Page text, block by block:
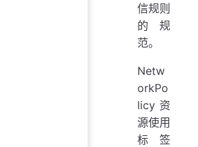
信规则
的规
范。
Netw
orkPo
licy 资
源使用
标签